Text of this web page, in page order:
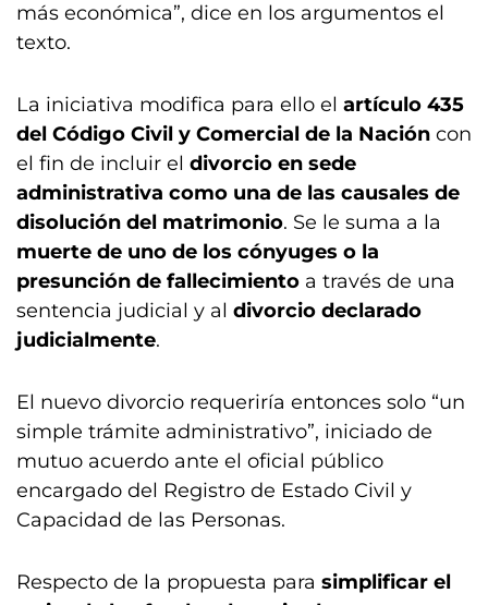
más económica”, dice en los argumentos el
texto.
La iniciativa modifica para ello el artículo 435
del Código Civil y Comercial de la Nación con
el fin de incluir el divorcio en sede
administrativa como una de las causales de
disolución del matrimonio. Se le suma a la
muerte de uno de los cónyuges o la
presunción de fallecimiento a través de una
sentencia judicial y al divorcio declarado
judicialmente.
El nuevo divorcio requeriría entonces solo “un
simple trámite administrativo”, iniciado de
mutuo acuerdo ante el oficial público
encargado del Registro de Estado Civil y
Capacidad de las Personas.
Respecto de la propuesta para simplificar el